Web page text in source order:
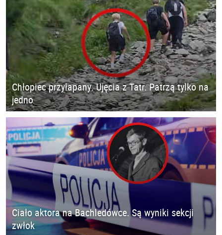
Chłopiec przyłapany. Ujęcia z Tatr. Patrzą tylko na
jedno
Ciało aktora na Bachledówce. Są wyniki sekcji
zwłok